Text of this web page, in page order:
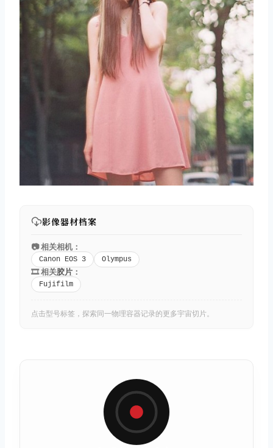
影像器材档案
📷 相关相机：
Canon EOS 3 Olympus
🎞️ 相关胶片 ：
Fujifilm
点击型号标签，探索同一物理容器记录的更多宇宙切片。